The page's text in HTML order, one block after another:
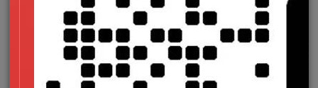
符合医疗数据隐私法规（如HIPAA、GDPR），部署SSL加密、
定期漏洞扫描。
在线问诊或预约功能需通过严格的身份验证和数据加密传输。